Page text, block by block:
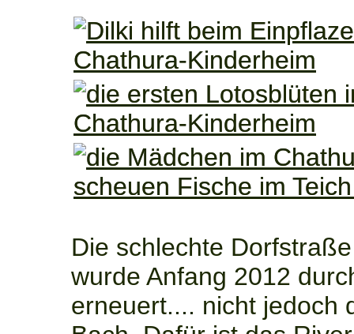
Die schlechte
wurde Anfang 2012
erneuert.... nicht jedoch